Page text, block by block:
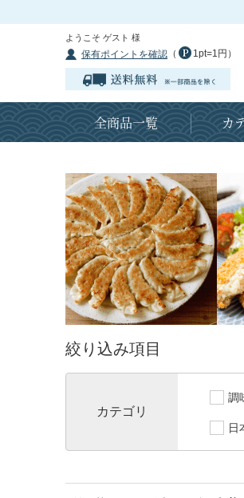
ようこそ ゲスト 様
保有ポイントを確認 （ 1pt=1円）
全商品一覧 カ
絞り込み項目
カテゴリ
調
日